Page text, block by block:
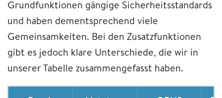
Grundfunktionen gängige Sicherheitsstandards
und haben dementsprechend viele
Gemeinsamkeiten. Bei den Zusatzfunktionen
gibt es jedoch klare Unterschiede, die wir in
unserer Tabelle zusammengefasst haben.